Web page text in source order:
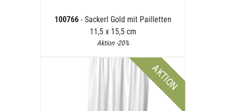
100766 - Sackerl Gold mit Pailletten
11,5 x 15,5 cm
Aktion -20%
AKTION